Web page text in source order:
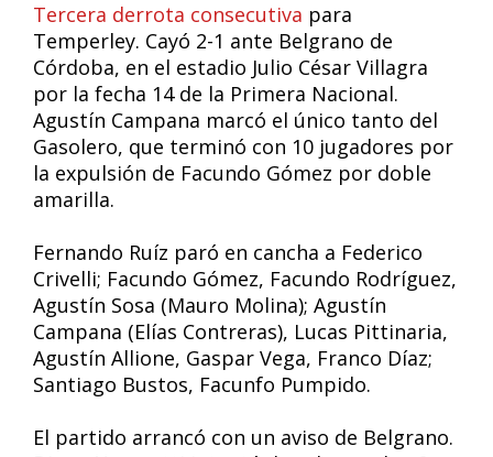
Tercera derrota consecutiva para
Temperley. Cayó 2-1 ante Belgrano de
Córdoba, en el estadio Julio César Villagra
por la fecha 14 de la Primera Nacional.
Agustín Campana marcó el único tanto del
Gasolero, que terminó con 10 jugadores por
la expulsión de Facundo Gómez por doble
amarilla.
Fernando Ruíz paró en cancha a Federico
Crivelli; Facundo Gómez, Facundo Rodríguez,
Agustín Sosa (Mauro Molina); Agustín
Campana (Elías Contreras), Lucas Pittinaria,
Agustín Allione, Gaspar Vega, Franco Díaz;
Santiago Bustos, Facunfo Pumpido.
El partido arrancó con un aviso de Belgrano.